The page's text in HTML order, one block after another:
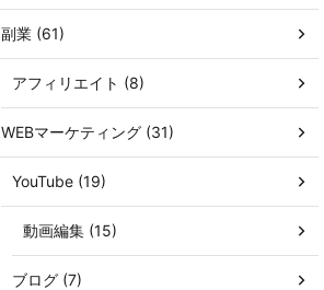
副業 (61)
アフィリエイト (8)
WEBマーケティング (31)
YouTube (19)
動画編集 (15)
ブログ (7)